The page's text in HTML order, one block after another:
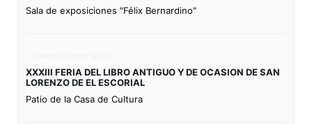
Sala de exposiciones "Félix Bernardino"
XXXIII FERIA DEL LIBRO ANTIGUO Y DE OCASION DE SAN
LORENZO DE EL ESCORIAL
Patio de la Casa de Cultura